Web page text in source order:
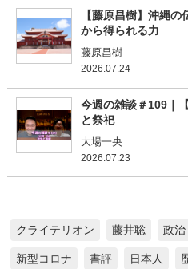
【藤原昌樹】沖縄
から得られる力
藤原昌樹
2026.07.24
今週の雑談＃109｜
と祭祀
大場一央
2026.07.23
クライテリオン 藤井聡 政治
新型コロナ 書評 日本人